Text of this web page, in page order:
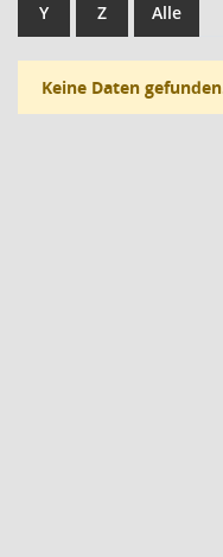
Y Z Alle
Keine Daten